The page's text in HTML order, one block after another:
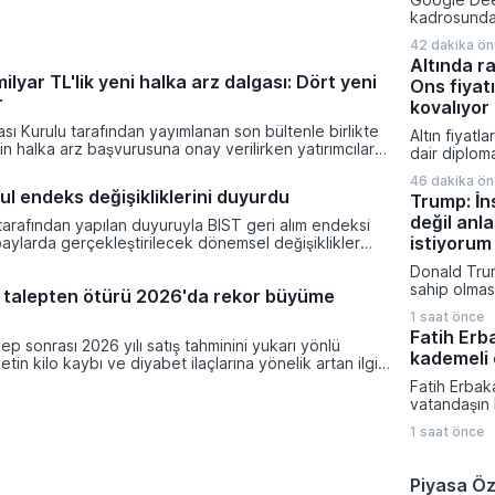
TL'lik yeni halka arz dalgası: Dört yeni
Kurulu tarafından yayımlanan son bültenle birlikte
halka arz başvurusuna onay verilirken yatırımcılar
toplama sürecine başlayarak borsaya adım
Mağazacılık, Teknika Plast, Türker Vangölü Enerji
oldu.
endeks değişikliklerini duyurdu
yapılan duyuruyla BIST geri alım endeksi
gerçekleştirilecek dönemsel değişiklikler
tamamlanan değerleme çalışmaları
dahil edilecek hisseler belirlendi.
talepten ötürü 2026'da rekor büyüme
sonrası 2026 yılı satış tahminini yukarı yönlü
kilo kaybı ve diyabet ilaçlarına yönelik artan ilgi,
23 farklı
bedelleri
insanı
kıdemli
atadı.
Sundar
duyurulan
birlikte
geliştirme
42 dakika
Altında
Ons
kovalıyor
Altın
dair
yükselişini
taşıyarak
ulaştı. Spot
4.265
ederken
ABD'den
verilerine
46 dakika
Trump:
değil
istiyorum
Donald
sahip
yapmayı
Bölgedeki
yönelik
Başkanı,
saldırıları
üzerine
1 saat önce
Fatih
kademeli
Fatih
için
günlük
1 saat önce
Piyasa